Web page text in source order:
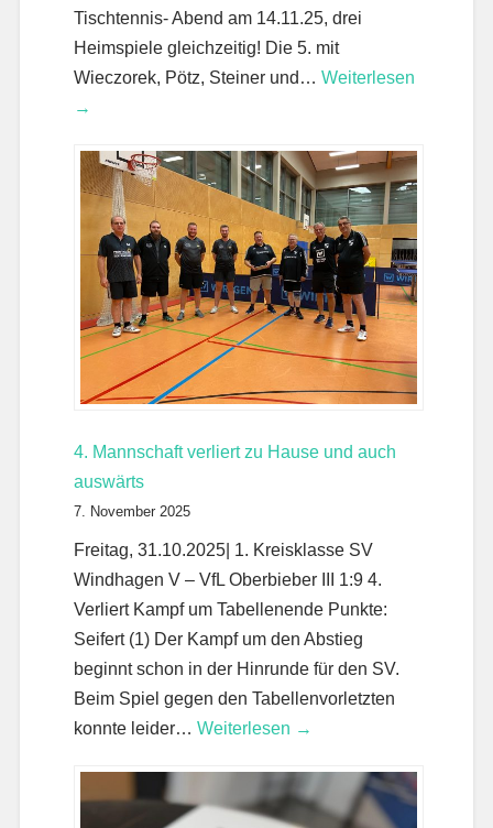
Tischtennis- Abend am 14.11.25, drei
Heimspiele gleichzeitig! Die 5. mit
Wieczorek, Pötz, Steiner und… Weiterlesen
→
4. Mannschaft verliert zu Hause und auch
auswärts
7. November 2025
Freitag, 31.10.2025| 1. Kreisklasse SV
Windhagen V – VfL Oberbieber III 1:9 4.
Verliert Kampf um Tabellenende Punkte:
Seifert (1) Der Kampf um den Abstieg
beginnt schon in der Hinrunde für den SV.
Beim Spiel gegen den Tabellenvorletzten
konnte leider… Weiterlesen →